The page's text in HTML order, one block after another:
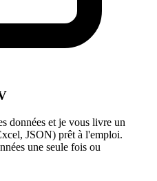
données et je vous livre un
JSON) prêt à l'emploi.
une seule fois ou